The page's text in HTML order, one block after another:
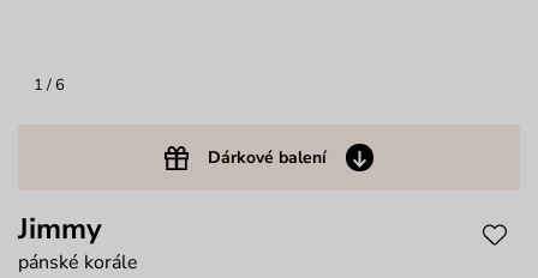
1 / 6
Dárkové balení
Jimmy
pánské korále